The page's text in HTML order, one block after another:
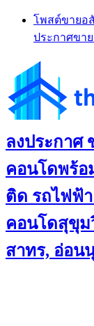
Skip
content
โพสต์ขายอ
ประกาศขา
ลงประกาศ
คอนโดพร้อ
ติด รถไฟฟ้
คอนโดสุขุม
สาทร, อ่อน